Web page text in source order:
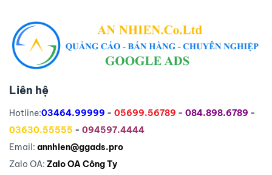
Liên hệ
Hotline:03464.99999 - 05699.56789 - 084.898.6789 -
03630.55555 - 094597.4444
Email: annhien@ggads.pro
Zalo OA: Zalo OA Công Ty